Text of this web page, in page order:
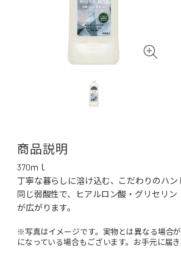
商品説明
370ｍｌ
丁寧な暮らしに溶け込む、こだわりのハ
同じ弱酸性で、ヒアルロン酸・グリセリ
が広がります。
※写真はイメージです。実物とは異なる場合
になっている場合もございます。お手元に届